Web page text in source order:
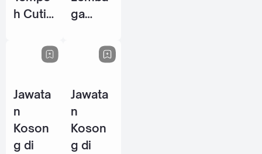
h Cuti
Pekerja
Lelaki
Malays
ia
ga
(TH) -
2026
Jawata
n
Koson
g di
Jawata
n
Koson
g di